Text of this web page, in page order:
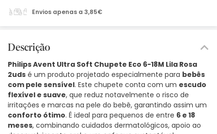
Envios apenas a 3,85€
Descrição
Philips Avent Ultra Soft Chupete Eco 6-18M Lila Rosa
2uds é um produto projetado especialmente para bebês
com pele sensível. Este chupete conta com um escudo
flexível e suave, que reduz notavelmente o risco de
irritações e marcas na pele do bebê, garantindo assim um
conforto ótimo. É ideal para pequenos de entre 6 e 18
meses, combinando cuidados dermatológicos, apoio ao